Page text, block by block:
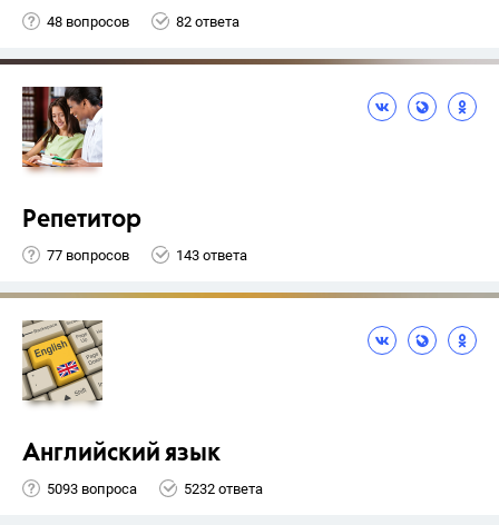
48 вопросов 82 ответа
Репетитор
77 вопросов 143 ответа
Английский язык
5093 вопроса 5232 ответа